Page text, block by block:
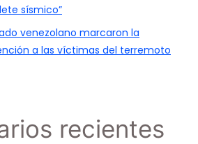
sísmico”
venezolano marcaron la
a las víctimas del terremoto
recientes